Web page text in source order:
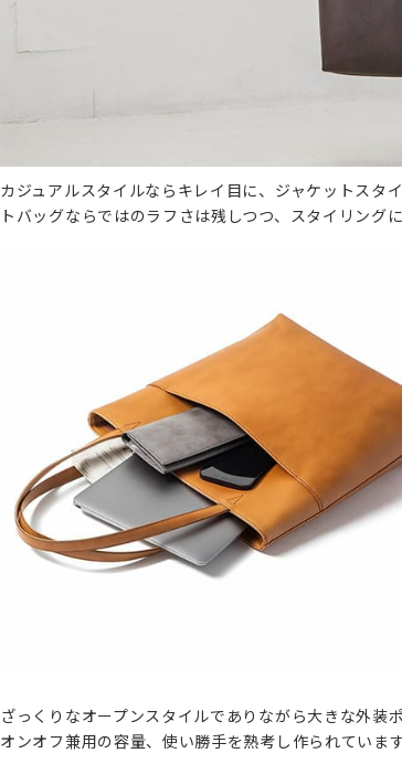
カジュアルスタイルならキレイ目に、ジャケットスタ
トバッグならではのラフさは残しつつ、スタイリング
ざっくりなオープンスタイルでありながら大きな外装
オンオフ兼用の容量、使い勝手を熟考し作られています